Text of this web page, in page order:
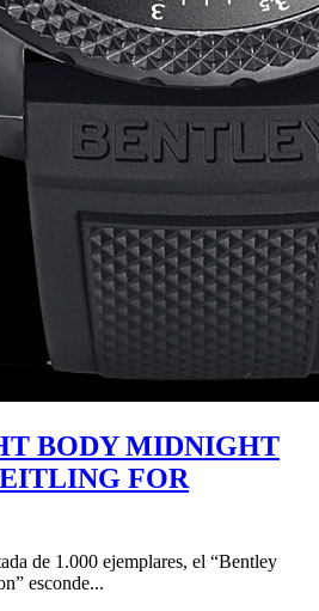
BODY MIDNIGHT
FOR
de 1.000 ejemplares, el “Bentley
esconde...